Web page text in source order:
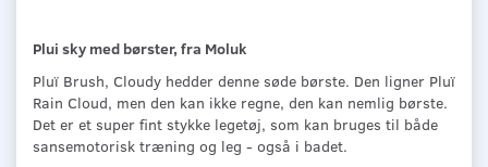
Plui sky med børster, fra Moluk
Pluï Brush, Cloudy hedder denne søde børste. Den ligner Pluï
Rain Cloud, men den kan ikke regne, den kan nemlig børste.
Det er et super fint stykke legetøj, som kan bruges til både
sansemotorisk træning og leg - også i badet.